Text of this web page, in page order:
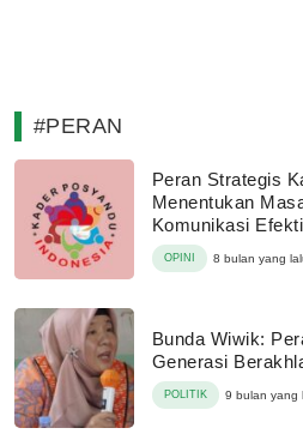
#PERAN
Peran Strategis
Menentukan
Komunikasi
OPINI 8 bulan yang
Bunda Wiwik:
Generasi
POLITIK 9 bulan yang